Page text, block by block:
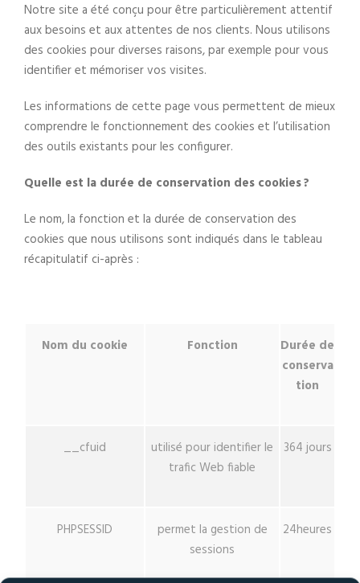
Notre site a été conçu pour être particulièrement attentif
aux besoins et aux attentes de nos clients. Nous utilisons
des cookies pour diverses raisons, par exemple pour vous
identifier et mémoriser vos visites.
Les informations de cette page vous permettent de mieux
comprendre le fonctionnement des cookies et l’utilisation
des outils existants pour les configurer.
Quelle est la durée de conservation des cookies ?
Le nom, la fonction et la durée de conservation des
cookies que nous utilisons sont indiqués dans le tableau
récapitulatif ci-après :
Nom du cookie Fonction
Durée de
conserva
tion
__cfuid
utilisé pour identifier le
trafic Web fiable
364 jours
PHPSESSID
permet la gestion de
sessions
24heures